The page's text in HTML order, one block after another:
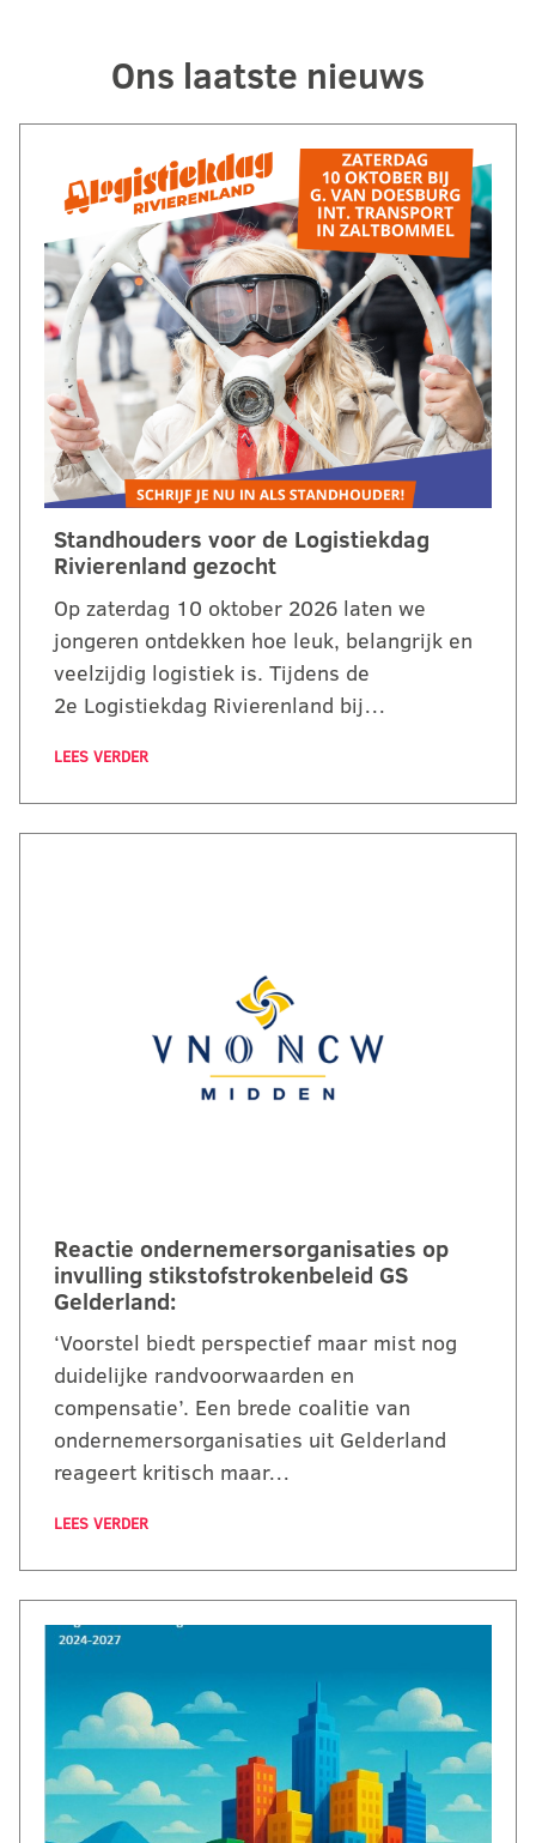
Ons laatste nieuws
Standhouders voor de Logistiekdag
Rivierenland gezocht
Op zaterdag 10 oktober 2026 laten we
jongeren ontdekken hoe leuk, belangrijk en
veelzijdig logistiek is. Tijdens de
2e Logistiekdag Rivierenland bij…
LEES VERDER
Reactie ondernemersorganisaties op
invulling stikstofstrokenbeleid GS
Gelderland:
‘Voorstel biedt perspectief maar mist nog
duidelijke randvoorwaarden en
compensatie’. Een brede coalitie van
ondernemersorganisaties uit Gelderland
reageert kritisch maar…
LEES VERDER